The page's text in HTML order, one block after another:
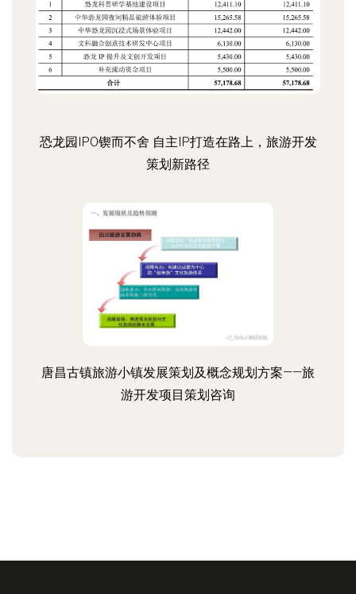
恐龙园IPO锲而不舍 自主IP打造在路上，旅游开发
策划新路径
唐昌古镇旅游小镇发展策划及概念规划方案——旅
游开发项目策划咨询